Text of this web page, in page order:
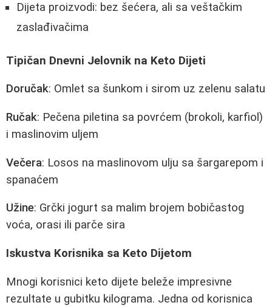
Dijeta proizvodi: bez šećera, ali sa veštačkim
zaslađivačima
Tipičan Dnevni Jelovnik na Keto Dijeti
Doručak: Omlet sa šunkom i sirom uz zelenu salatu
Ručak: Pečena piletina sa povrćem (brokoli, karfiol)
i maslinovim uljem
Večera: Losos na maslinovom ulju sa šargarepom i
spanaćem
Užine: Grčki jogurt sa malim brojem bobičastog
voća, orasi ili parče sira
Iskustva Korisnika sa Keto Dijetom
Mnogi korisnici keto dijete beleže impresivne
rezultate u gubitku kilograma. Jedna od korisnica